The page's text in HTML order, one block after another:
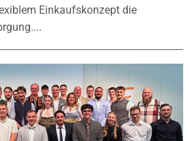
Einkaufskonzept die